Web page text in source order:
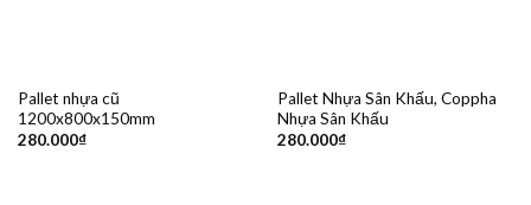
Pallet nhựa cũ
1200x800x150mm
280.000₫
Pallet Nhựa Sân Khấu, Coppha
Nhựa Sân Khấu
280.000₫